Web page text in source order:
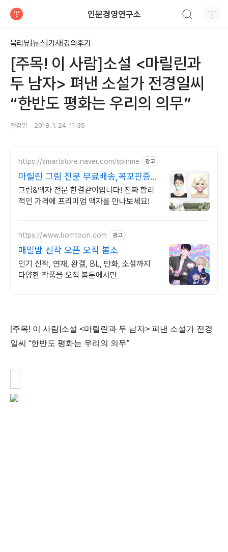
인문경영연구소
북리뷰|뉴스|기사|강의후기
[주목! 이 사람]소설 <마릴린과
두 남자> 펴낸 소설가 전경일씨
“한반도 평화는 우리의 의무”
전경일 2018. 1. 24. 11:35
https://smartstore.naver.com/spinme 광고
마릴린 그림 전문 무료배송,꼭꼬핀증
정,쿠폰할인
그림&액자 전문 한결같이입니다! 진짜 합리
적인 가격에 프리미엄 액자를 만나보세요!
https://www.bomtoon.com 광고
매일밤 신작 오픈 오직 봄소
인기 신작, 연재, 완결, BL, 만화, 소설까지
다양한 작품을 오직 봄툰에서만
[주목! 이 사람]소설 <마릴린과 두 남자> 펴낸 소설가 전경
일씨 “한반도 평화는 우리의 의무”